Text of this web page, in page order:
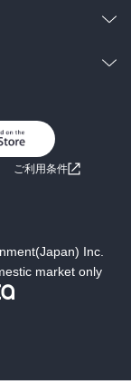
ベ
ご利用条件
Inc.
market only